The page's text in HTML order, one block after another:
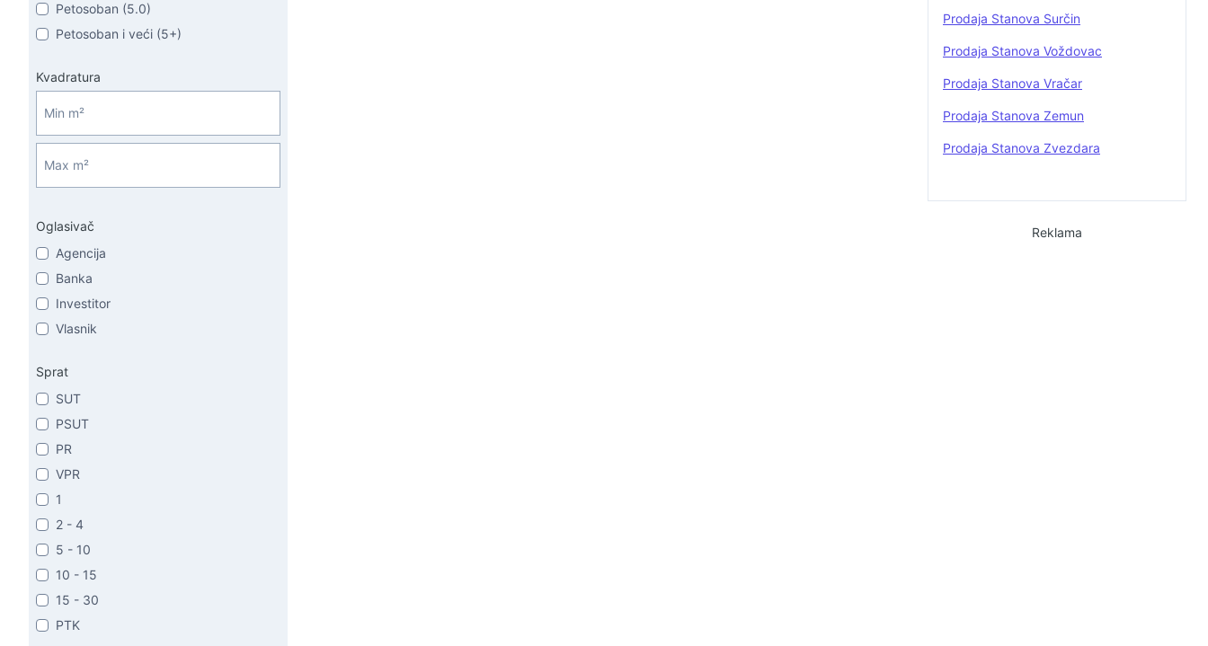
Petosoban (5.0)
Petosoban i veći (5+)
Kvadratura
Oglasivač
Agencija
Banka
Investitor
Vlasnik
Sprat
SUT
PSUT
PR
VPR
1
2 - 4
5 - 10
10 - 15
15 - 30
PTK
Prodaja Stanova Surčin
Prodaja Stanova Voždovac
Prodaja Stanova Vračar
Prodaja Stanova Zemun
Prodaja Stanova Zvezdara
Reklama